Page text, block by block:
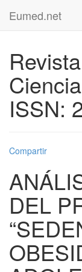
Eumed.net
ISSN:
Compartir
DEL